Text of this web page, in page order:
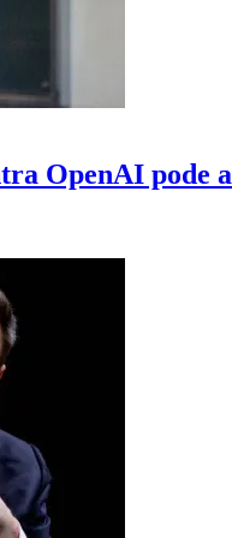
OpenAI pode